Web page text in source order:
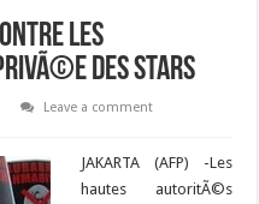
les
des stars
Leave a comment
JAKARTA (AFP) -Les
hautes autoritÃ©s